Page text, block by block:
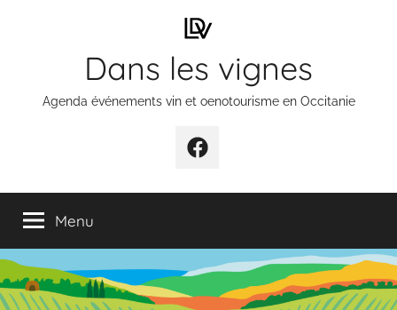
Dans les vignes
Agenda événements vin et oenotourisme en Occitanie
Élément
menu
Menu